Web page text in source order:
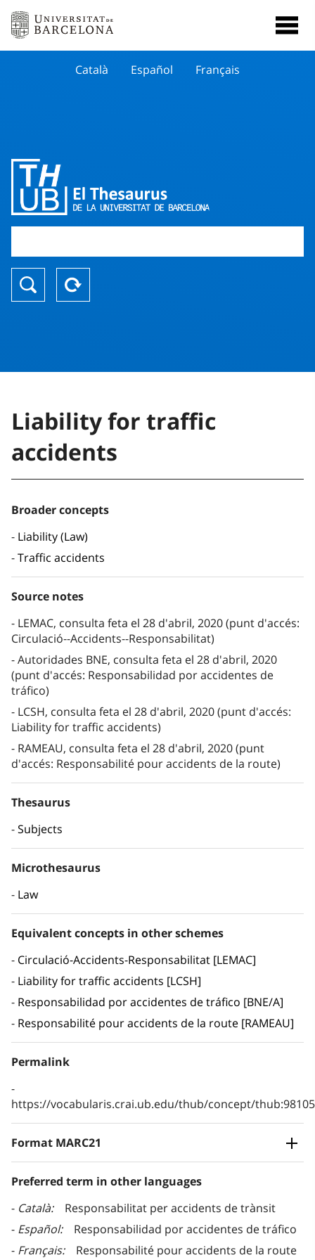
Català Español Français
Liability for traffic
accidents
Broader concepts
Liability (Law)
Traffic accidents
Source notes
LEMAC, consulta feta el 28 d'abril, 2020 (punt d'accés:
Circulació--Accidents--Responsabilitat)
Autoridades BNE, consulta feta el 28 d'abril, 2020
(punt d'accés: Responsabilidad por accidentes de
tráfico)
LCSH, consulta feta el 28 d'abril, 2020 (punt d'accés:
Liability for traffic accidents)
RAMEAU, consulta feta el 28 d'abril, 2020 (punt
d'accés: Responsabilité pour accidents de la route)
Thesaurus
Subjects
Microthesaurus
Law
Equivalent concepts in other schemes
Circulació-Accidents-Responsabilitat [LEMAC]
Liability for traffic accidents [LCSH]
Responsabilidad por accidentes de tráfico [BNE/A]
Responsabilité pour accidents de la route [RAMEAU]
Permalink
https://vocabularis.crai.ub.edu/thub/concept/
Format MARC21
Preferred term in other languages
Català
Responsabilitat per accidents de trànsit
Español
Responsabilidad por accidentes de tráfico
Français
Responsabilité pour accidents de la route